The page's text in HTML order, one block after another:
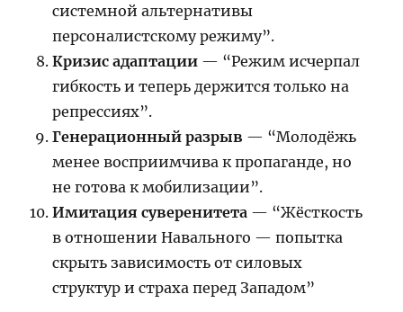
системной альтернативы
персоналистскому режиму”.
Кризис адаптации — “Режим исчерпал
гибкость и теперь держится только на
репрессиях”.
Генерационный разрыв — “Молодёжь
менее восприимчива к пропаганде, но
не готова к мобилизации”.
Имитация суверенитета — “Жёсткость
в отношении Навального — попытка
скрыть зависимость от силовых
структур и страха перед Западом”